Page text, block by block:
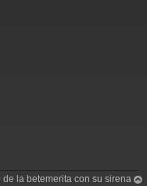
la betemerita con su sirena